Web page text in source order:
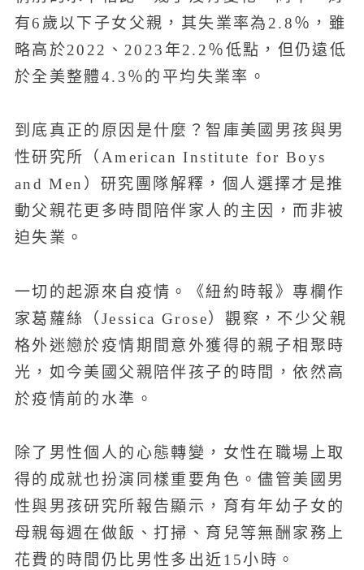
有6歲以下子女父親，其失業率為2.8％，雖
略高於2022、2023年2.2％低點，但仍遠低
於全美整體4.3％的平均失業率。
到底真正的原因是什麼？智庫美國男孩與男
性研究所（American Institute for Boys
and Men）研究團隊解釋，個人選擇才是推
動父親花更多時間陪伴家人的主因，而非被
迫失業。
一切的起源來自疫情。《紐約時報》專欄作
家葛蘿絲（Jessica Grose）觀察，不少父親
格外迷戀於疫情期間意外獲得的親子相聚時
光，如今美國父親陪伴孩子的時間，依然高
於疫情前的水準。
除了男性個人的心態轉變，女性在職場上取
得的成就也扮演同樣重要角色。儘管美國男
性與男孩研究所報告顯示，育有年幼子女的
母親每週在做飯、打掃、育兒等無酬家務上
花費的時間仍比男性多出近15小時。